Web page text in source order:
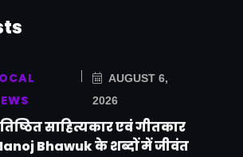
AUGUST 6,
2026
साहित्यकार एवं गीतकार
Bhawuk के शब्दों में जीवंत